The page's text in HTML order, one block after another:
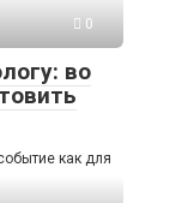
0
во
как для